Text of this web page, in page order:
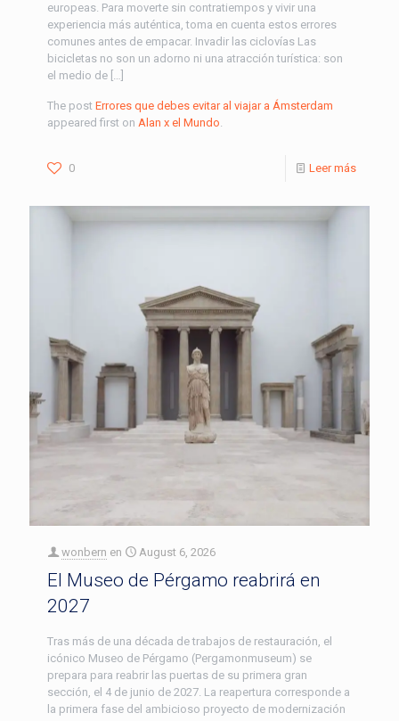
europeas. Para moverte sin contratiempos y vivir una
experiencia más auténtica, toma en cuenta estos errores
comunes antes de empacar. Invadir las ciclovías Las
bicicletas no son un adorno ni una atracción turística: son
el medio de […]
The post Errores que debes evitar al viajar a Ámsterdam
appeared first on Alan x el Mundo.
0 Leer más
wonbern en August 6, 2026
El Museo de Pérgamo reabrirá en
2027
Tras más de una década de trabajos de restauración, el
icónico Museo de Pérgamo (Pergamonmuseum) se
prepara para reabrir las puertas de su primera gran
sección, el 4 de junio de 2027. La reapertura corresponde a
la primera fase del ambicioso proyecto de modernización